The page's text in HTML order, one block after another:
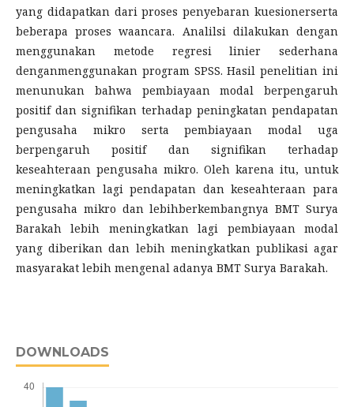
yang didapatkan dari proses penyebaran kuesionerserta
beberapa proses waancara. Analilsi dilakukan dengan
menggunakan metode regresi linier sederhana
denganmenggunakan program SPSS. Hasil penelitian ini
menunukan bahwa pembiayaan modal berpengaruh
positif dan signifikan terhadap peningkatan pendapatan
pengusaha mikro serta pembiayaan modal uga
berpengaruh positif dan signifikan terhadap
keseahteraan pengusaha mikro. Oleh karena itu, untuk
meningkatkan lagi pendapatan dan keseahteraan para
pengusaha mikro dan lebihberkembangnya BMT Surya
Barakah lebih meningkatkan lagi pembiayaan modal
yang diberikan dan lebih meningkatkan publikasi agar
masyarakat lebih mengenal adanya BMT Surya Barakah.
DOWNLOADS